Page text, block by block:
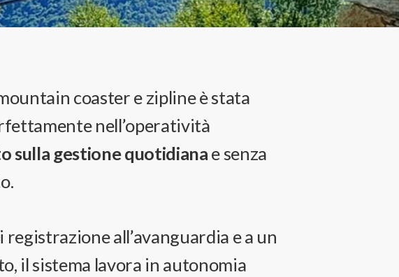
coaster e zipline è stata
nell’operatività
sulla gestione quotidiana e senza
all’avanguardia e a un
il sistema lavora in autonomia